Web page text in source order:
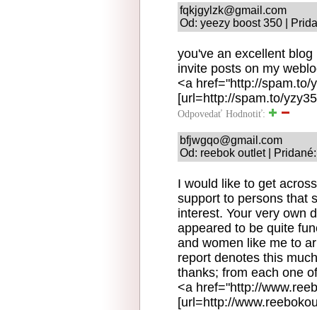
fqkjgylzk@gmail.com
Od: yeezy boost 350 |
you've an excellent
invite posts on my
<a href="http://spam.to/
[url=http://spam.to/
Odpovedať Hodnotiť:
bfjwgqo@gmail.com
Od: reebok outlet |
I would like to get
support to persons that
interest. Your very own
appeared to be quite
and women like me to
report denotes this
thanks; from each one
<a href="http://
[url=http://